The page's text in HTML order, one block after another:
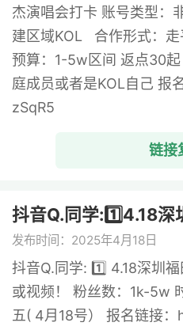
杰演唱会打卡 账号类型：
建区域KOL 合作形式：走
预算：1-5w区间 返点30
庭成员或者是KOL自己
zSqR5
链接
抖音Q.同学:1️⃣4.18深
发布时间：2025年4月18日
抖音Q.同学: 1️⃣ 4.18深圳
或视频！ 粉丝数：1k-5w
五( 4月18号） 报名链接